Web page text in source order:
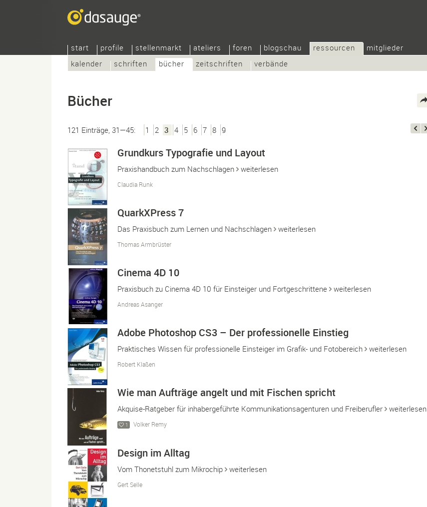
start profile stellenmarkt ateliers foren blogschau
ressourcen
kalender
schriften bücher zeitschriften verbände
mitglieder
Bücher
121 Einträge, 31—45: 1 2 3 4 5 6 7 8 9
Grundkurs Typografie und Layout
Praxishandbuch zum Nachschlagen weiterlesen
Claudia Runk
QuarkXPress 7
Das Praxisbuch zum Lernen und Nachschlagen weiterlesen
Thomas Armbrüster
Cinema 4D 10
Praxisbuch zu Cinema 4D 10 für Einsteiger und Fortgeschrittene weiterlesen
Andreas Asanger
Adobe Photoshop CS3 – Der professionelle Einstieg
Praktisches Wissen für professionelle Einsteiger im Grafik- und Fotobereich weiterlesen
Robert Klaßen
Wie man Aufträge angelt und mit Fischen spricht
Akquise-Ratgeber für inhabergeführte Kommunikationsagenturen und Freiberufler weiterlesen
1 Volker Remy
Design im Alltag
Vom Thonetstuhl zum Mikrochip weiterlesen
Gert Selle